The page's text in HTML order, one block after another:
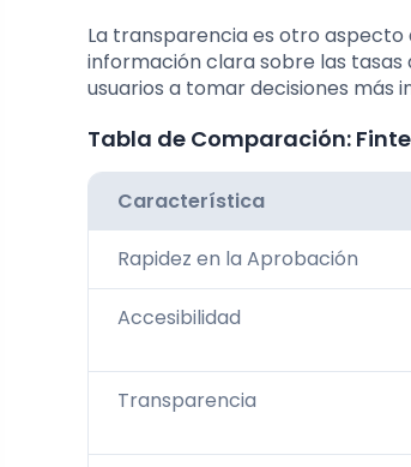
La transparencia es otro
información clara sobre las tasas
usuarios a tomar decisiones más
Tabla de Comparación:
Característica
Rapidez en la Aprobación
Accesibilidad
Transparencia